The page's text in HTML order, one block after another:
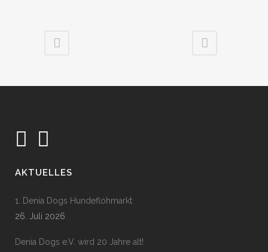
AKTUELLES
1. Denia Dogs Hundeflohmarkt
26. Juli 2026
Denia Dogs e.V. wird 20 Jahre alt!